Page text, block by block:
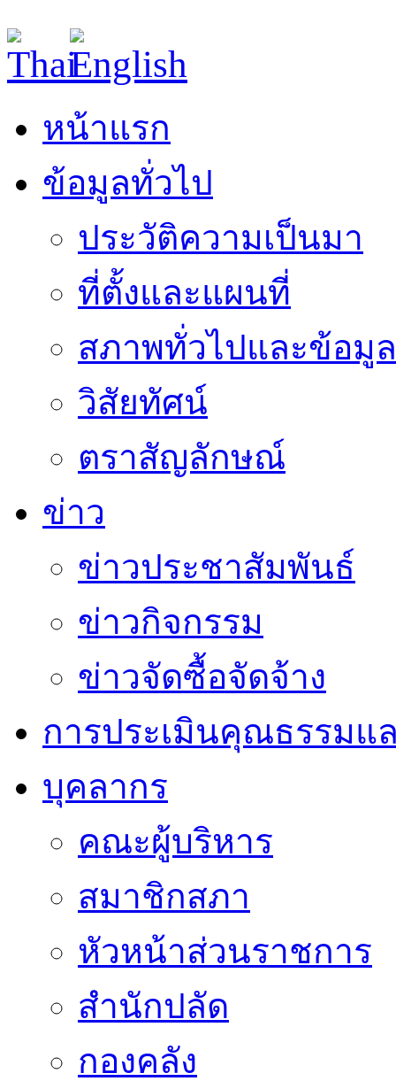
หน้าแรก
ข้อมูลทั่วไป
ประวัติความเป็นมา
ที่ตั้งและแผนที่
สภาพทั่วไปและข้อมู
วิสัยทัศน์
ตราสัญลักษณ์
ข่าว
ข่าวประชาสัมพันธ์
ข่าวกิจกรรม
ข่าวจัดซื้อจัดจ้าง
การประเมินคุณธรรมแ
บุคลากร
คณะผู้บริหาร
สมาชิกสภา
หัวหน้าส่วนราชการ
สำนักปลัด
กองคลัง